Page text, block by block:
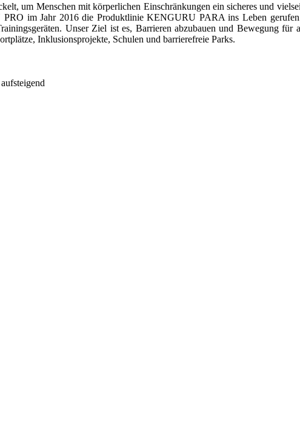
um Menschen mit körperlichen Einschränkungen ein sicheres und
im Jahr 2016 die Produktlinie KENGURU PARA ins Leben
Unser Ziel ist es, Barrieren abzubauen und Bewegung
Inklusionsprojekte, Schulen und barrierefreie Parks.